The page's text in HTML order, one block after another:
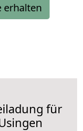
erhalten
für